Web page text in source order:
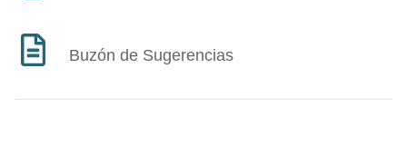
Buzón de Sugerencias